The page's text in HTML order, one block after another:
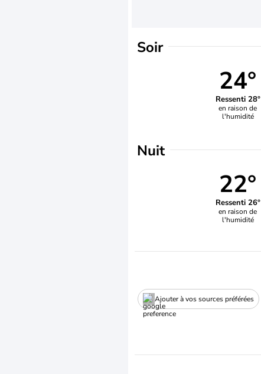
Soir
24°
Ressenti 28°
en raison de
l'humidité
Nuit
22°
Ressenti 26°
en raison de
l'humidité
Ajouter à vos sources préférées